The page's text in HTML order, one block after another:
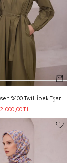
Haki Çiçek Desen %100 Twill İpek Eşarp 4225 - 84
2.000,00 TL